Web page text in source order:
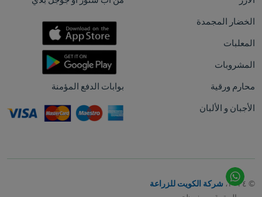
الخضار المجمدة
المعلبات
المشروبات
محارم ورقية
الأجبان و الألبان
بوابات الدفع المؤمنة
© ٢٠٢٤،
شركة الكويت للزراعة